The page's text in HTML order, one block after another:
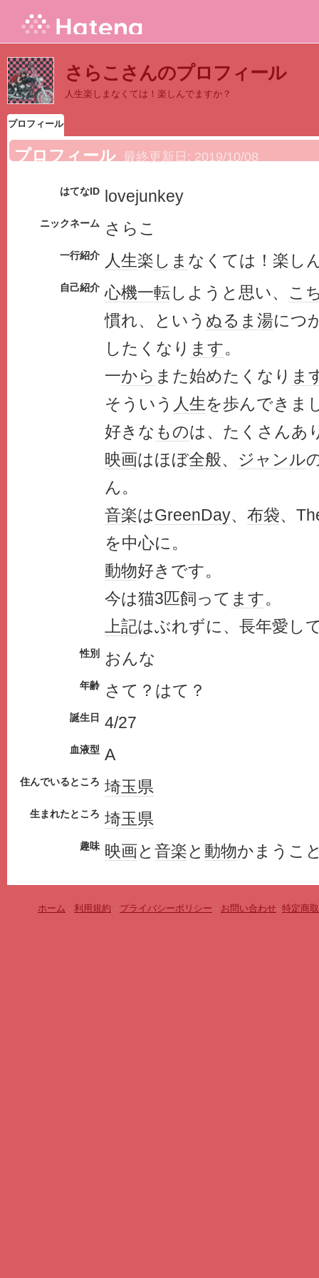
さらこさんのプロフィール
人生楽しまなくては！楽しんでますか？
プロフィール
プロフィール 最終更新日: 2019/10/08
はてなID lovejunkey
ニックネーム さらこ
一行紹介 人生楽 しま なくては！楽し
自己紹介 心機一転しようと思い、 こ
慣れ、という ぬるま湯につ
したくなり ます。
一から また始めたくなり ま
そういう 人生を歩んできま
好きな ものは、たくさんあ
映画はほぼ全般、 ジャンル
ん。
音楽はGreenDay、 布袋、
を中心に。
動物好きです。
今は猫3匹飼って ます。
上記はぶれずに、長年愛し
性別 おんな
年齢 さて？はて？
誕生日 4/27
血液型 A
住んでいるところ 埼玉県
生まれたところ 埼玉県
趣味 映画と 音楽と 動物かまうこ
ホーム - 利用規約 - プライバシーポリシー - お問い合わせ- 特定商